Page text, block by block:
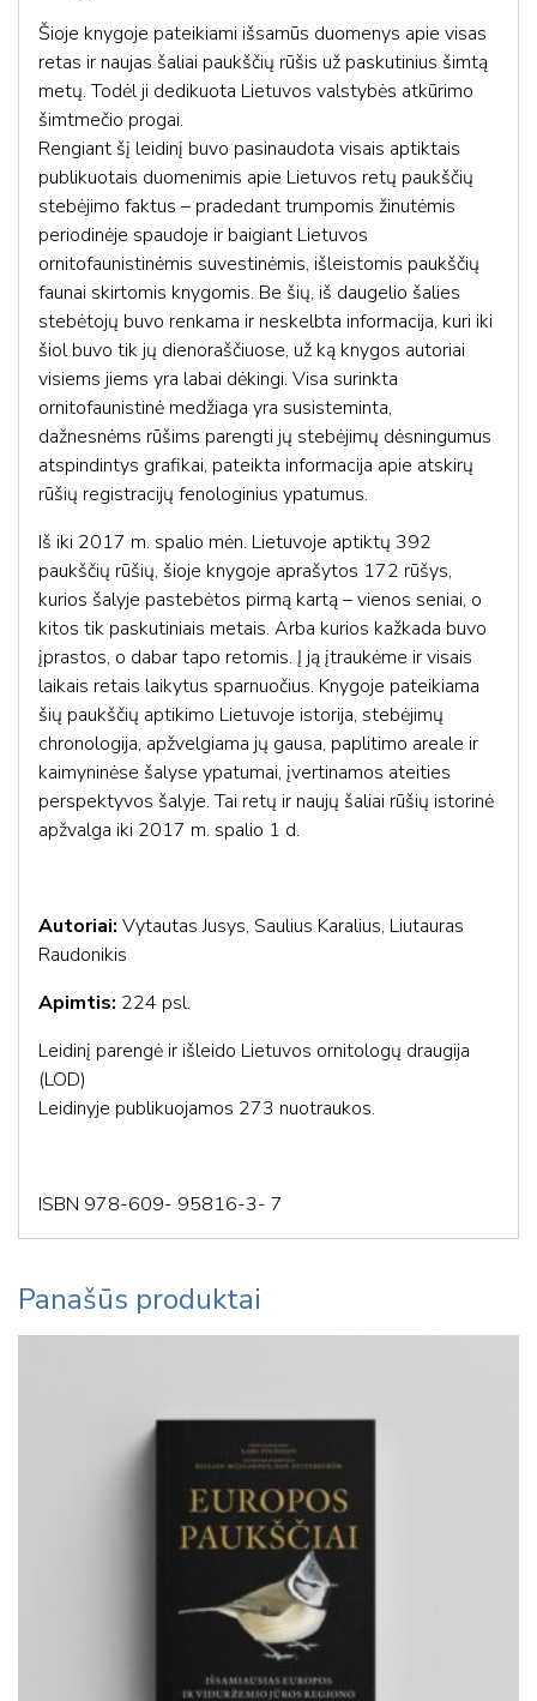
Šioje knygoje pateikiami išsamūs duomenys apie visas
retas ir naujas šaliai paukščių rūšis už paskutinius šimtą
metų. Todėl ji dedikuota Lietuvos valstybės atkūrimo
šimtmečio progai.
Rengiant šį leidinį buvo pasinaudota visais aptiktais
publikuotais duomenimis apie Lietuvos retų paukščių
stebėjimo faktus – pradedant trumpomis žinutėmis
periodinėje spaudoje ir baigiant Lietuvos
ornitofaunistinėmis suvestinėmis, išleistomis paukščių
faunai skirtomis knygomis. Be šių, iš daugelio šalies
stebėtojų buvo renkama ir neskelbta informacija, kuri iki
šiol buvo tik jų dienoraščiuose, už ką knygos autoriai
visiems jiems yra labai dėkingi. Visa surinkta
ornitofaunistinė medžiaga yra susisteminta,
dažnesnėms rūšims parengti jų stebėjimų dėsningumus
atspindintys grafikai, pateikta informacija apie atskirų
rūšių registracijų fenologinius ypatumus.
Iš iki 2017 m. spalio mėn. Lietuvoje aptiktų 392
paukščių rūšių, šioje knygoje aprašytos 172 rūšys,
kurios šalyje pastebėtos pirmą kartą – vienos seniai, o
kitos tik paskutiniais metais. Arba kurios kažkada buvo
įprastos, o dabar tapo retomis. Į ją įtraukėme ir visais
laikais retais laikytus sparnuočius. Knygoje pateikiama
šių paukščių aptikimo Lietuvoje istorija, stebėjimų
chronologija, apžvelgiama jų gausa, paplitimo areale ir
kaimyninėse šalyse ypatumai, įvertinamos ateities
perspektyvos šalyje. Tai retų ir naujų šaliai rūšių istorinė
apžvalga iki 2017 m. spalio 1 d.
Autoriai: Vytautas Jusys, Saulius Karalius, Liutauras
Raudonikis
Apimtis: 224 psl.
Leidinį parengė ir išleido Lietuvos ornitologų draugija
(LOD)
Leidinyje publikuojamos 273 nuotraukos.
ISBN 978-609- 95816-3- 7
Panašūs produktai